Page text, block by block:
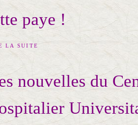
paye !
LA SUITE
nouvelles du